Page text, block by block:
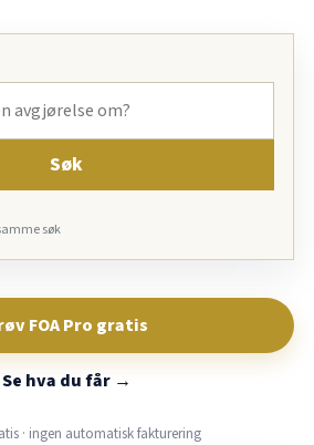
Søk
søk
FOA Pro gratis
Se hva du får →
· ingen automatisk fakturering